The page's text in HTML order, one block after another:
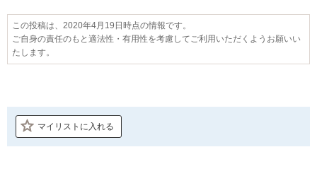
この投稿は、2020年4月19日時点の情報です。
ご自身の責任のもと適法性・有用性を考慮してご利用いただくようお願いい
たします。
マイリストに入れる